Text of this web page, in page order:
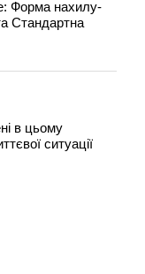
Форма нахилу-
Стандартна
в цьому
ситуації